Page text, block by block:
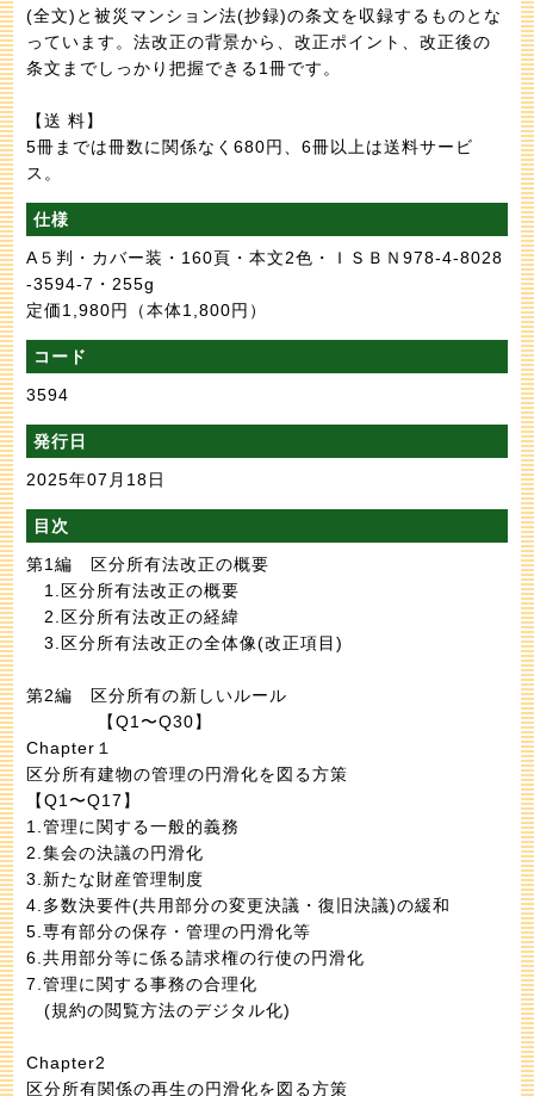
(全文)と被災マンション法(抄録)の条文を収録するものとな
っています。法改正の背景から、改正ポイント、改正後の
条文までしっかり把握できる1冊です。
【送 料】
5冊までは冊数に関係なく680円、6冊以上は送料サービ
ス。
仕様
A５判・カバー装・160頁・本文2色・ＩＳＢＮ978-4-8028
-3594-7・255g
定価1,980円
（本体1,800円）
コード
3594
発行日
2025年07月18日
目次
第1編 区分所有法改正の概要
1.区分所有法改正の概要
2.区分所有法改正の経緯
3.区分所有法改正の全体像(改正項目)
第2編 区分所有の新しいルール
【Q1〜Q30】
Chapter１
区分所有建物の管理の円滑化を図る方策
【Q1〜Q17】
1.管理に関する一般的義務
2.集会の決議の円滑化
3.新たな財産管理制度
4.多数決要件(共用部分の変更決議・復旧決議)の緩和
5.専有部分の保存・管理の円滑化等
6.共用部分等に係る請求権の行使の円滑化
7.管理に関する事務の合理化
(規約の閲覧方法のデジタル化)
Chapter2
区分所有関係の再生の円滑化を図る方策